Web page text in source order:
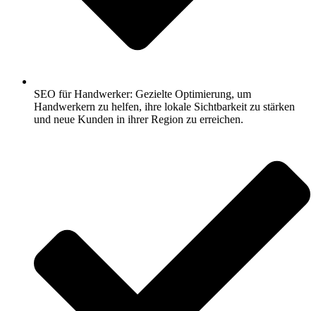
SEO für Handwerker: Gezielte Optimierung, um
Handwerkern zu helfen, ihre lokale Sichtbarkeit zu stärken
und neue Kunden in ihrer Region zu erreichen.